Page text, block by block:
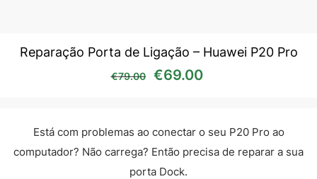
Reparação Porta de Ligação – Huawei P20 Pro
€79.00 O preço original era:
€69.00
Está com problemas ao conectar o seu P20 Pro ao
computador? Não carrega? Então precisa de reparar a sua
porta Dock.